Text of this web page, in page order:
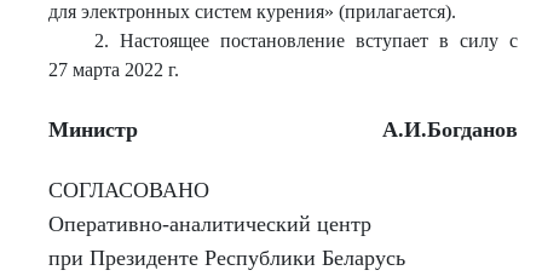
для электронных систем курения» (прилагается).
2. Настоящее постановление вступает в силу с
27 марта 2022 г.
Министр А.И.Богданов
СОГЛАСОВАНО
Оперативно-аналитический центр
при Президенте Республики Беларусь